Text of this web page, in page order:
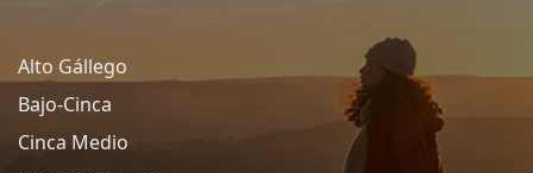
Alto Gállego
Bajo-Cinca
Cinca Medio